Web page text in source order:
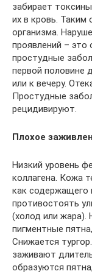
забирает
их в кровь.
организма.
проявлений – это
простудные
первой половине
или к вечеру.
Простудные
рецидивируют.
Плохое
Низкий уровень
коллагена. Кожа
как содержащего
противостоять
(холод или жара).
пигментные
Снижается
заживают
образуются